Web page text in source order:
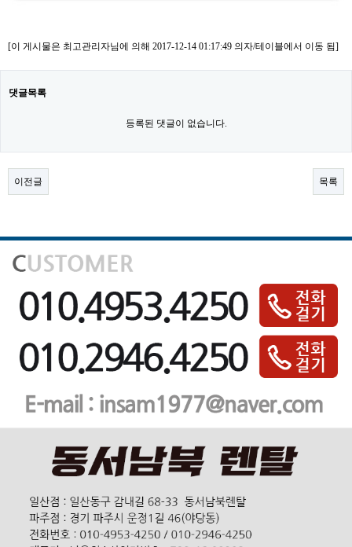
[이 게시물은 최고관리자님에 의해 2017-12-14 01:17:49 의자/테이블에서 이동 됨]
댓글목록
등록된 댓글이 없습니다.
이전글 목록